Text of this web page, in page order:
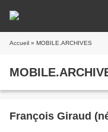
Accueil » MOBILE.ARCHIVES
François Giraud